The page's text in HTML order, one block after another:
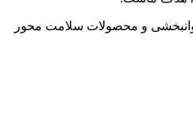
و محصولات سلامت محور